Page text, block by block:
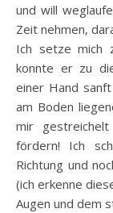
und will
Zeit nehmen,
Ich setze mich
konnte er zu
einer Hand
am Boden
mir
fördern! Ich
Richtung und
(ich erkenne
Augen und dem